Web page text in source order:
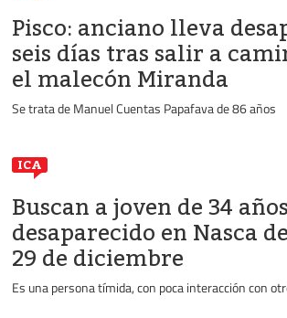
Pisco: anciano lleva
seis días tras salir a
el malecón Miranda
Se trata de Manuel Cuentas Papafava de 86 años
ICA
Buscan a joven de 34 años
desaparecido en Nasca
29 de diciembre
Es una persona tímida, con poca interacción con